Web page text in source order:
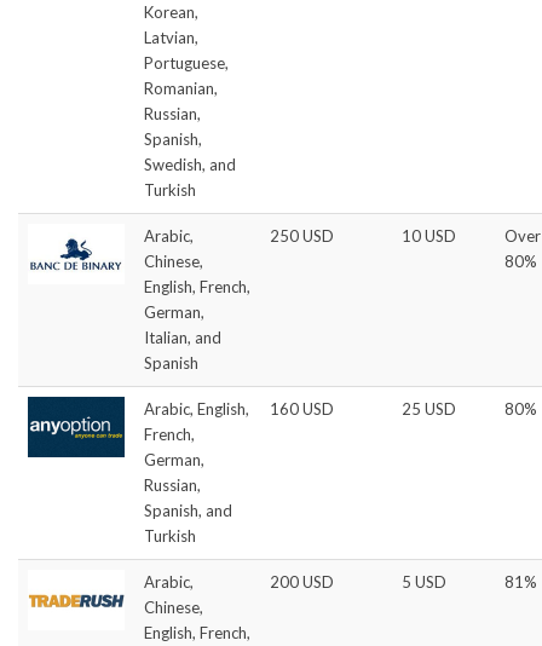
Korean,
Latvian,
Portuguese,
Romanian,
Russian,
Spanish,
Swedish, and
Turkish
Arabic,
Chinese,
English, French,
German,
Italian, and
Spanish
250 USD 10 USD
Over
80%
Arabic, English,
French,
German,
Russian,
Spanish, and
Turkish
160 USD 25 USD 80%
Arabic,
Chinese,
English, French,
200 USD 5 USD 81%